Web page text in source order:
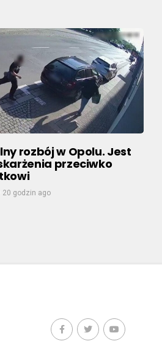
rozbój w Opolu. Jest
przeciwko
20 godzin ago